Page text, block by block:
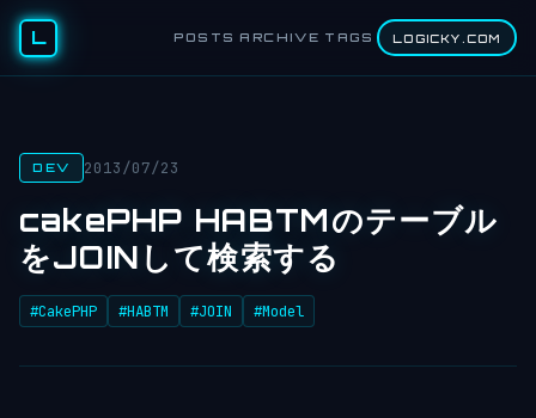
L POSTS ARCHIVE TAGS LOGICKY.COM
DEV 2013/07/23
cakePHP HABTMのテーブル
をJOINして検索する
#CakePHP #HABTM #JOIN #Model